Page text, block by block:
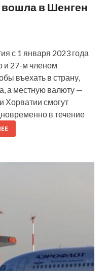
вошла в Шенген
с 1 января 2023 года
и 27-м членом
въехать в страну,
а местную валюту —
Хорватии смогут
в течение